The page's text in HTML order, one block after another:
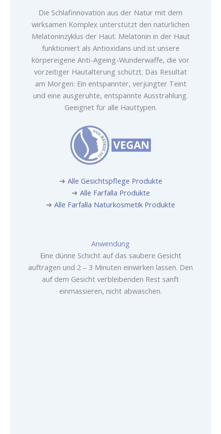
Die Schlafinnovation aus der Natur mit dem
wirksamen Komplex unterstützt den natürlichen
Melatoninzyklus der Haut. Melatonin in der Haut
funktioniert als Antioxidans und ist unsere
körpereigene Anti-Ageing-Wunderwaffe, die vor
vorzeitiger Hautalterung schützt. Das Resultat
am Morgen: Ein entspannter, verjüngter Teint
und eine ausgeruhte, entspannte Ausstrahlung.
Geeignet für alle Hauttypen.
➜ Alle Gesichtspflege Produkte
➜ Alle Farfalla Produkte
➜ Alle Farfalla Naturkosmetik Produkte
Anwendung
Eine dünne Schicht auf das saubere Gesicht
auftragen und 2 – 3 Minuten einwirken lassen. Den
auf dem Gesicht verbleibenden Rest sanft
einmassieren, nicht abwaschen.